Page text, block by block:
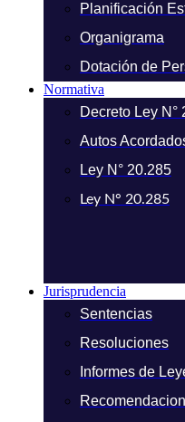
Planificación
Organigrama
Dotación de
Normativa
Decreto Ley N°
Autos
Ley N° 20.285
Ley N° 20.285
Jurisprudencia
Sentencias
Resoluciones
Informes de